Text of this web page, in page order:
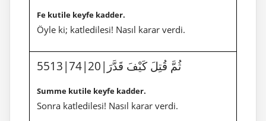
Fe kutile keyfe kadder.
Öyle ki; katledilesi! Nasıl karar verdi.
5513|74|20|ثُمَّ قُتِلَ كَيْفَ قَدَّرَ
Summe kutile keyfe kadder.
Sonra katledilesi! Nasıl karar verdi.